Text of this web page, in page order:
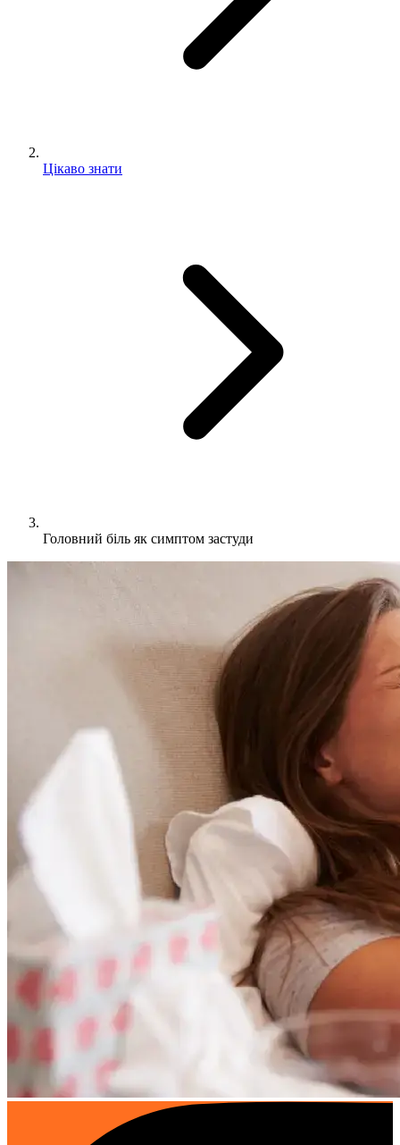
Цікаво знати
Головний біль як симптом застуди